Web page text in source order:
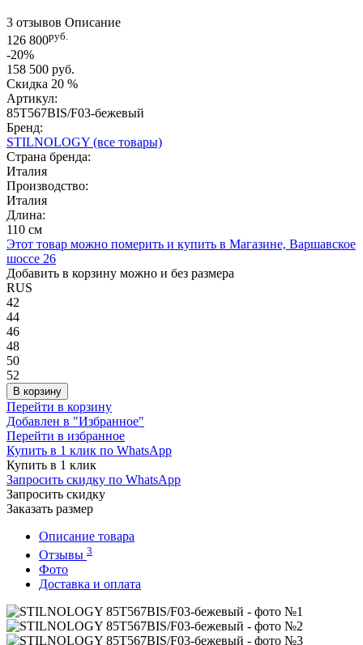
3 отзывов Описание
126 800руб.
-20%
158 500 руб.
Скидка 20 %
Артикул:
85T567BIS/F03-бежевый
Бренд:
STILNOLOGY (все товары)
Страна бренда:
Италия
Производство:
Италия
Длина:
110 см
Этот товар можно померить и купить в Магазине, Варшавское
шоссе 26
Добавить в корзину можно и без размера
RUS
42
44
46
48
50
52
В корзину
Перейти в корзину
Добавлен в "Избранное"
Перейти в избранное
Купить в 1 клик по WhatsApp
Купить в 1 клик
Запросить скидку по WhatsApp
Запросить скидку
Заказать размер
Описание товара
Отзывы 3
Фото
Доставка и оплата